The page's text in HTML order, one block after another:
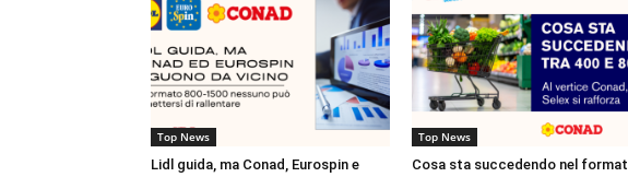
Top News
Lidl guida, ma Conad, Eurospin e
Top News
Cosa sta succedendo nel format